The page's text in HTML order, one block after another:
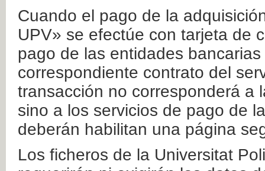
Cuando el pago de la
UPV» se efectúe con tarjeta de
pago de las entidades
correspondiente contrato del
transacción no corresponderá a
sino a los servicios de pago de
deberán habilitan una página
Los ficheros de la Universitat